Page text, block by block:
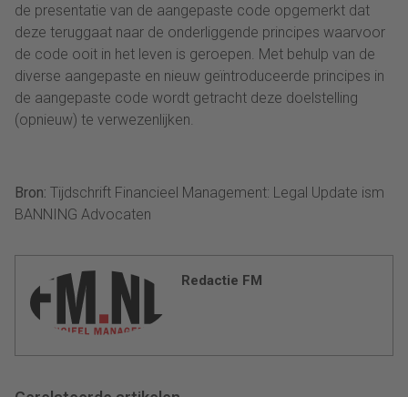
de presentatie van de aangepaste code opgemerkt dat
deze teruggaat naar de onderliggende principes waarvoor
de code ooit in het leven is geroepen. Met behulp van de
diverse aangepaste en nieuw geïntroduceerde principes in
de aangepaste code wordt getracht deze doelstelling
(opnieuw) te verwezenlijken.
Bron: Tijdschrift Financieel Management: Legal Update ism
BANNING Advocaten
Redactie FM